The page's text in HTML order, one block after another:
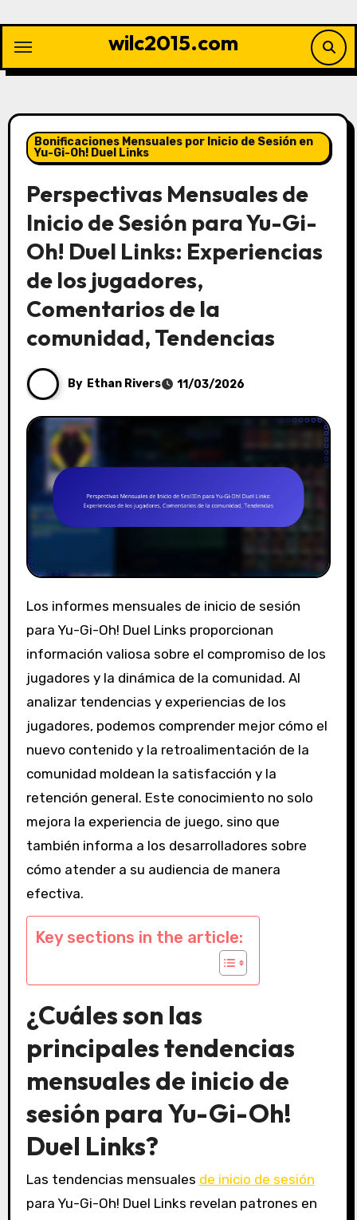
content
wilc2015.com
Bonificaciones Mensuales por Inicio de Sesión en
Yu-Gi-Oh! Duel Links
Perspectivas Mensuales de
Inicio de Sesión para Yu-Gi-
Oh! Duel Links: Experiencias
de los jugadores,
Comentarios de la
comunidad, Tendencias
By Ethan Rivers 11/03/2026
Los informes mensuales de inicio de sesión
para Yu-Gi-Oh! Duel Links proporcionan
información valiosa sobre el compromiso de los
jugadores y la dinámica de la comunidad. Al
analizar tendencias y experiencias de los
jugadores, podemos comprender mejor cómo el
nuevo contenido y la retroalimentación de la
comunidad moldean la satisfacción y la
retención general. Este conocimiento no solo
mejora la experiencia de juego, sino que
también informa a los desarrolladores sobre
cómo atender a su audiencia de manera
efectiva.
Key sections in the article:
¿Cuáles son las
principales tendencias
mensuales de inicio de
sesión para Yu-Gi-Oh!
Duel Links?
Las tendencias mensuales de inicio de sesión
para Yu-Gi-Oh! Duel Links revelan patrones en